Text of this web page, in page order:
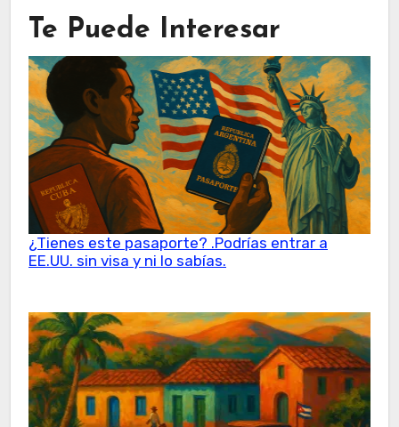
Te Puede Interesar
¿Tienes este pasaporte? .Podrías entrar a
EE.UU. sin visa y ni lo sabías.